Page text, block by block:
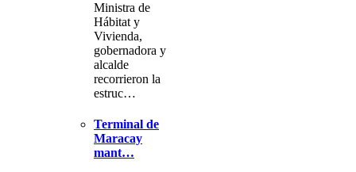
Ministra de
Hábitat y
Vivienda,
gobernadora y
alcalde
recorrieron la
estruc…
Terminal de
Maracay
mant…